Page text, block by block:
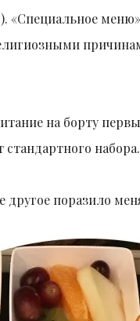
меню»
на борту
поразило